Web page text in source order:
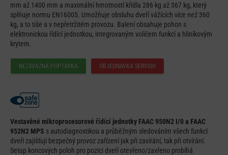
mm až 1400 mm a maximální hmotností křídla 286 kg až 367 kg, který
splňuje normu EN16005. Umožňuje obsluhu dveří vážících více než 360
kg, a to tiše a v nepřetržitém provozu. Balení obsahuje pohon s
elektronickou řídící jednotkou, integrovaným voličem funkcí a hliníkovým
krytem.
NEZÁVAZNÁ POPTÁVKA OBJEDNÁVKA SERVISU
Vestavěné mikroprocesorové řídící jednotky FAAC 950N2 I/0 a FAAC
952N2 MPS s autodiagnostikou a průběžným sledováním všech funkcí
dveří zajišťují bezpečný provoz zařízení jak při zavírání, tak při otvírání.
Setup koncových poloh pro pozici dveří otevřeno/zavřeno probíhá